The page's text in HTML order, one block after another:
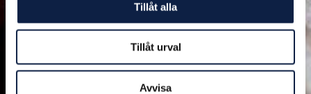
Tillåt alla
Tillåt urval
Avvisa